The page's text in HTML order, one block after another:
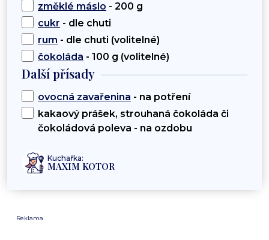
změklé máslo - 200 g
cukr - dle chuti
rum - dle chuti (volitelné)
čokoláda - 100 g (volitelné)
Další přísady
ovocná zavařenina - na potření
kakaový prášek, strouhaná čokoláda či
čokoládová poleva - na ozdobu
Kuchařka:
MAXIM KOTOR
Reklama